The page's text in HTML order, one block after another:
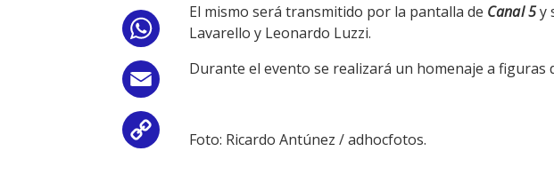
WhatsApp
Copy
El mismo será transmitido por la pantalla de Canal 5y
Lavarello y Leonardo Luzzi.
Durante el evento se realizará un homenaje a figuras
Foto: Ricardo Antúnez / adhocfotos.